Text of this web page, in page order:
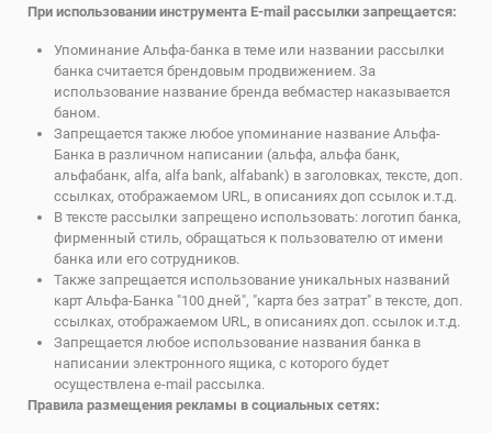
При использовании инструмента E-mail рассылки запрещается:
Упоминание Альфа-банка в теме или названии рассылки
банка считается брендовым продвижением. За
использование название бренда вебмастер наказывается
баном.
Запрещается также любое упоминание название Альфа-
Банка в различном написании (альфа, альфа банк,
альфабанк, alfa, alfa bank, alfabank) в заголовках, тексте, доп.
ссылках, отображаемом URL, в описаниях доп ссылок и.т.д.
В тексте рассылки запрещено использовать: логотип банка,
фирменный стиль, обращаться к пользователю от имени
банка или его сотрудников.
Также запрещается использование уникальных названий
карт Альфа-Банка "100 дней", "карта без затрат" в тексте, доп.
ссылках, отображаемом URL, в описаниях доп. ссылок и.т.д.
Запрещается любое использование названия банка в
написании электронного ящика, с которого будет
осуществлена e-mail рассылка.
Правила размещения рекламы в социальных сетях: